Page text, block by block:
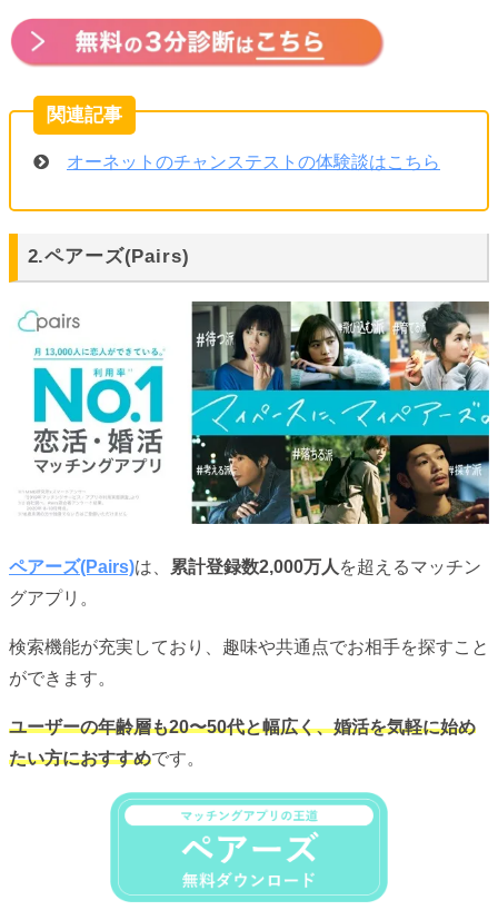
オーネットのチャンステストの体験談はこちら
2.ペアーズ(Pairs)
ペアーズ(Pairs)は、 累計登録数2,000万人 を超えるマッチン
グアプリ。
検索機能が充実しており、趣味や共通点でお相手を探すこと
ができます。
ユーザーの年齢層も20〜50代と幅広く、婚活を気軽に始め
たい方におすすめです。